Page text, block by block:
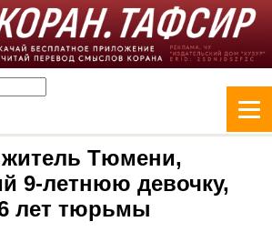
житель Тюмени,
9-летнюю девочку,
лет тюрьмы